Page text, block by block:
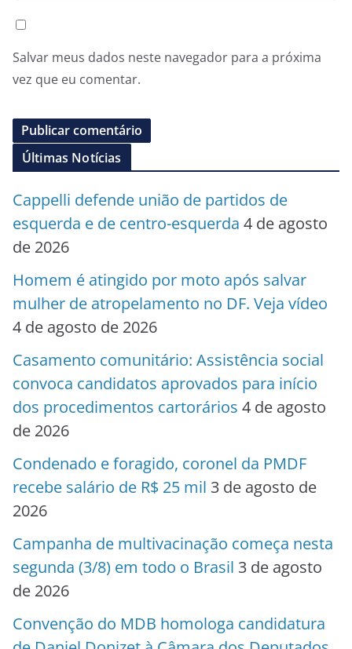
Salvar meus dados neste navegador para a próxima
vez que eu comentar.
Últimas Notícias
Cappelli defende união de partidos de
esquerda e de centro-esquerda 4 de agosto
de 2026
Homem é atingido por moto após salvar
mulher de atropelamento no DF. Veja vídeo
4 de agosto de 2026
Casamento comunitário: Assistência social
convoca candidatos aprovados para início
dos procedimentos cartorários 4 de agosto
de 2026
Condenado e foragido, coronel da PMDF
recebe salário de R$ 25 mil 3 de agosto de
2026
Campanha de multivacinação começa nesta
segunda (3/8) em todo o Brasil 3 de agosto
de 2026
Convenção do MDB homologa candidatura